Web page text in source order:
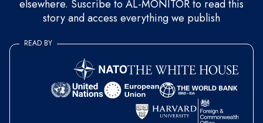
elsewhere. Suscribe to AL-MONITOR to read this
story and access everything we publish
READ BY